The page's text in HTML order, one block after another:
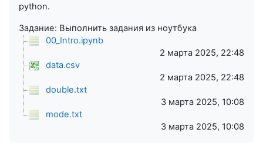
python.
Задание: Выполнить задания из ноутбука
00_Intro.ipynb
2 марта 2025, 22:48
data.csv
2 марта 2025, 22:48
double.txt
3 марта 2025, 10:08
mode.txt
3 марта 2025, 10:08